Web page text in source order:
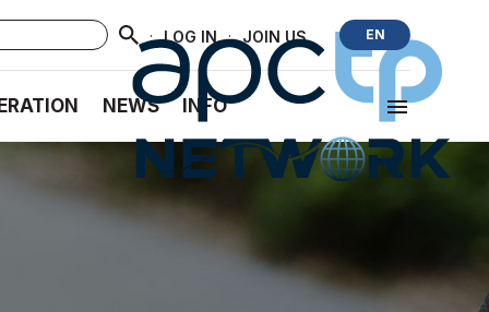
· LOG IN · JOIN US EN
NEWS INFO